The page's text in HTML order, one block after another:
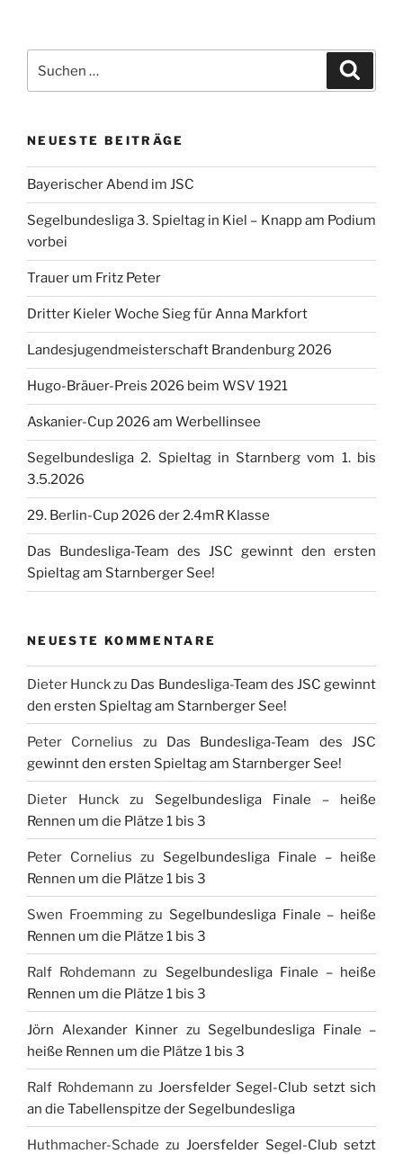
nach:
NEUESTE BEITRÄGE
Bayerischer Abend im JSC
Segelbundesliga 3. Spieltag in Kiel – Knapp am Podium
vorbei
Trauer um Fritz Peter
Dritter Kieler Woche Sieg für Anna Markfort
Landesjugendmeisterschaft Brandenburg 2026
Hugo-Bräuer-Preis 2026 beim WSV 1921
Askanier-Cup 2026 am Werbellinsee
Segelbundesliga 2. Spieltag in Starnberg vom 1. bis
3.5.2026
29. Berlin-Cup 2026 der 2.4mR Klasse
Das Bundesliga-Team des JSC gewinnt den ersten
Spieltag am Starnberger See!
NEUESTE KOMMENTARE
Dieter Hunckzu Das Bundesliga-Team des JSC gewinnt
den ersten Spieltag am Starnberger See!
Peter Cornelius zu Das Bundesliga-Team des JSC
gewinnt den ersten Spieltag am Starnberger See!
Dieter Hunck zu Segelbundesliga Finale – heiße
Rennen um die Plätze 1 bis 3
Peter Cornelius zu Segelbundesliga Finale – heiße
Rennen um die Plätze 1 bis 3
Swen Froemmingzu Segelbundesliga Finale – heiße
Rennen um die Plätze 1 bis 3
Ralf Rohdemann zu Segelbundesliga Finale – heiße
Rennen um die Plätze 1 bis 3
Jörn Alexander Kinner zu Segelbundesliga Finale –
heiße Rennen um die Plätze 1 bis 3
Ralf Rohdemann zu Joersfelder Segel-Club setzt sich
an die Tabellenspitze der Segelbundesliga
Huthmacher-Schade zu Joersfelder Segel-Club setzt